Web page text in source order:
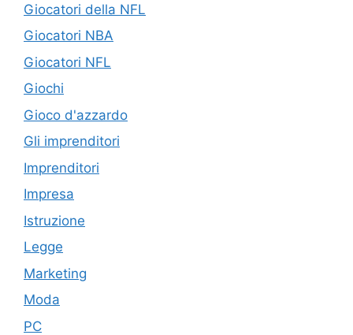
Giocatori della NFL
Giocatori NBA
Giocatori NFL
Giochi
Gioco d'azzardo
Gli imprenditori
Imprenditori
Impresa
Istruzione
Legge
Marketing
Moda
PC